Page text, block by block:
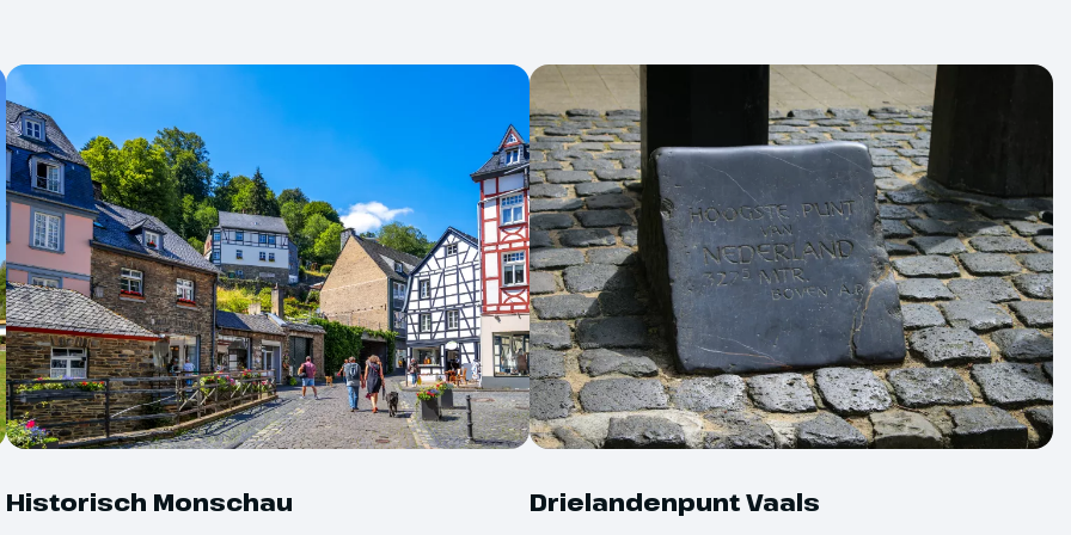
Historisch Monschau Drielandenpunt Vaals
Revolutie heeft overleefd.
bevind zich ook een
sinds 1997 weer een aantal
bieren worden gebrouwen.
Abdij van Val-Dieu
Eifel. Door het prachtige
te
Annuleringsverzekering
Reisverzekering
Excursies, ter plaatse te voldoen
Voor alle groepsreizen geldt een minimum aantal deelnemers